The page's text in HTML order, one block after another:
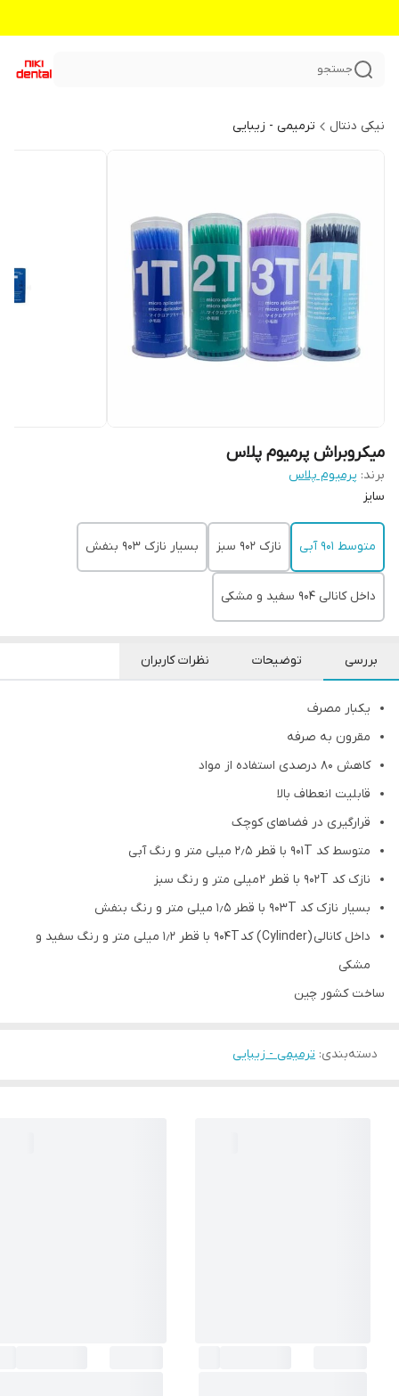
جستجو
نیکی دنتال ترمیمی - زیبایی
میکروبراش پرمیوم پلاس
برند: پرمیوم پلاس
سایز
متوسط 901 آبی نازک 902 سبز بسیار نازک 903 بنفش
داخل کانالی 904 سفید و مشکی
بررسی توضیحات نظرات کاربران
یکبار مصرف
مقرون به صرفه
کاهش 80 درصدی استفاده از مواد
قابلیت انعطاف بالا
قرارگیری در فضاهای کوچک
متوسط کد ۹۰۱T با قطر ۲٫۵ میلی متر و رنگ آبی
نازک کد ۹۰۲T با قطر ۲ میلی متر و رنگ سبز
بسیار نازک کد ۹۰۳T با قطر ۱٫۵ میلی متر و رنگ بنفش
داخل کانالی (Cylinder) کد ۹۰۴T با قطر ۱٫۲ میلی متر و رنگ سفید و
مشکی
ساخت کشور چین
دسته‌بندی: ترمیمی - زیبایی